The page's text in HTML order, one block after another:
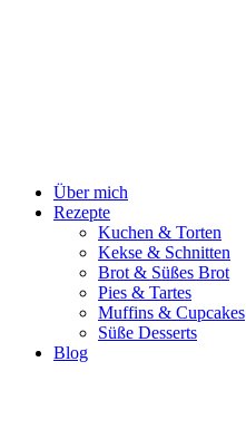
Über mich
Rezepte
Kuchen & Torten
Kekse & Schnitten
Brot & Süßes Brot
Pies & Tartes
Muffins & Cupcakes
Süße Desserts
Blog